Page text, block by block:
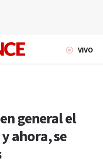
VIVO
general el
ahora, se